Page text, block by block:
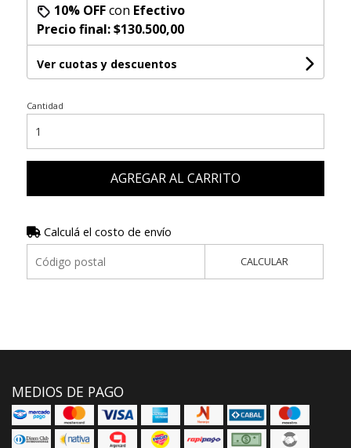
10% OFFcon Efectivo
Precio final:$130.500,00
Ver cuotas y descuentos
Cantidad
AGREGAR AL CARRITO
Calculá el costo de envío
CALCULAR
MEDIOS DE PAGO